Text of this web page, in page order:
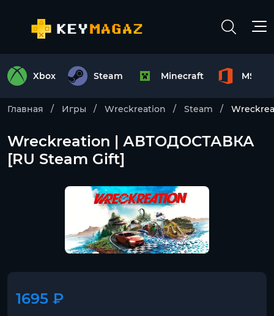
Xbox Steam Minecraft MS
Главная Игры Wreckreation Steam
Wreckreation | АВТОДОСТАВКА
[RU Steam Gift]
1695 ₽